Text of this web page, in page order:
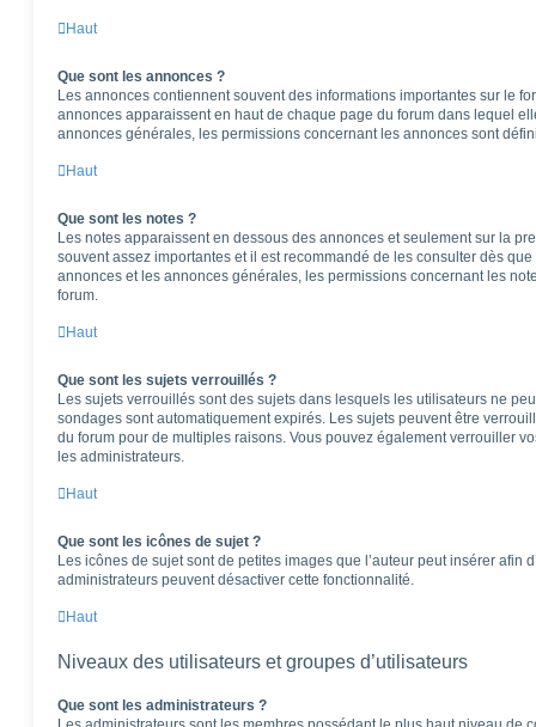
Haut
Que sont les annonces ?
Les annonces contiennent souvent des informations importantes sur le
annonces apparaissent en haut de chaque page du forum dans lequel
annonces générales, les permissions concernant les annonces sont
Haut
Que sont les notes ?
Les notes apparaissent en dessous des annonces et seulement sur la
souvent assez importantes et il est recommandé de les consulter dès
annonces et les annonces générales, les permissions concernant les
forum.
Haut
Que sont les sujets verrouillés ?
Les sujets verrouillés sont des sujets dans lesquels les utilisateurs ne
sondages sont automatiquement expirés. Les sujets peuvent être
du forum pour de multiples raisons. Vous pouvez également verrouiller
les administrateurs.
Haut
Que sont les icônes de sujet ?
Les icônes de sujet sont de petites images que l’auteur peut insérer afin
administrateurs peuvent désactiver cette fonctionnalité.
Haut
Niveaux des utilisateurs et groupes d’utilisateurs
Que sont les administrateurs ?